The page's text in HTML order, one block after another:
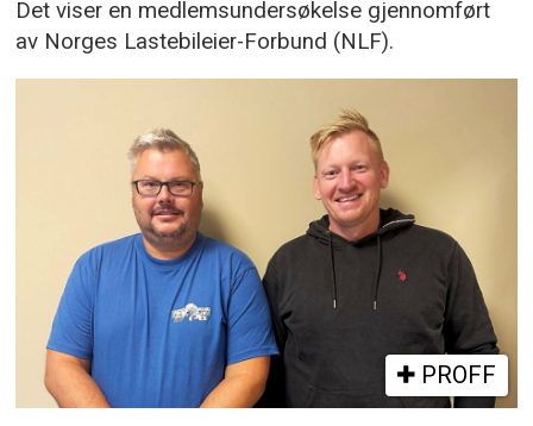
Det viser en medlemsundersøkelse gjennomført
av Norges Lastebileier-Forbund (NLF).
PROFF